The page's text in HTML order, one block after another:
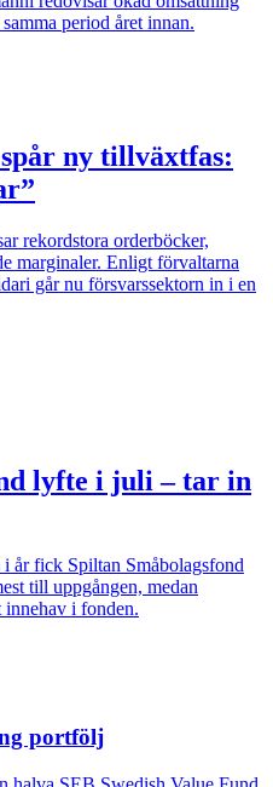
period året innan.
ny tillväxtfas:
rekordstora orderböcker,
marginaler. Enligt förvaltarna
går nu försvarssektorn in i en
lyfte i juli – tar in
år fick Spiltan Småbolagsfond
till uppgången, medan
innehav i fonden.
portfölj